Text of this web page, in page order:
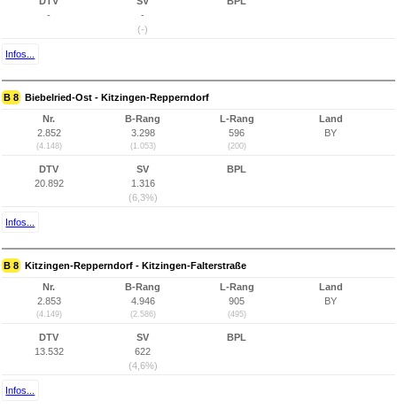
-
-
(-)
Infos...
B 8 Biebelried-Ost - Kitzingen-Repperndorf
Nr.
2.852
(4.148)
B-Rang
3.298
(1.053)
L-Rang
596
(200)
Land
BY
DTV
20.892
SV
1.316
(6,3%)
BPL
Infos...
B 8 Kitzingen-Repperndorf - Kitzingen-Falterstraße
Nr.
2.853
(4.149)
B-Rang
4.946
(2.586)
L-Rang
905
(495)
Land
BY
DTV
13.532
SV
622
(4,6%)
BPL
Infos...